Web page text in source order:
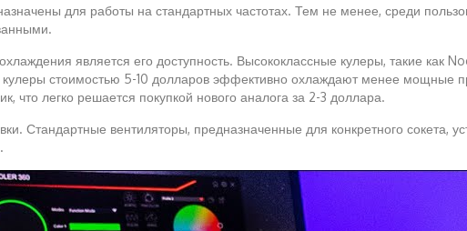
для работы на стандартных частотах. Тем не менее, среди
является его доступность. Высококлассные кулеры, такие как
стоимостью 5-10 долларов эффективно охлаждают менее мощные
что легко решается покупкой нового аналога за 2-3 доллара.
Стандартные вентиляторы, предназначенные для конкретного